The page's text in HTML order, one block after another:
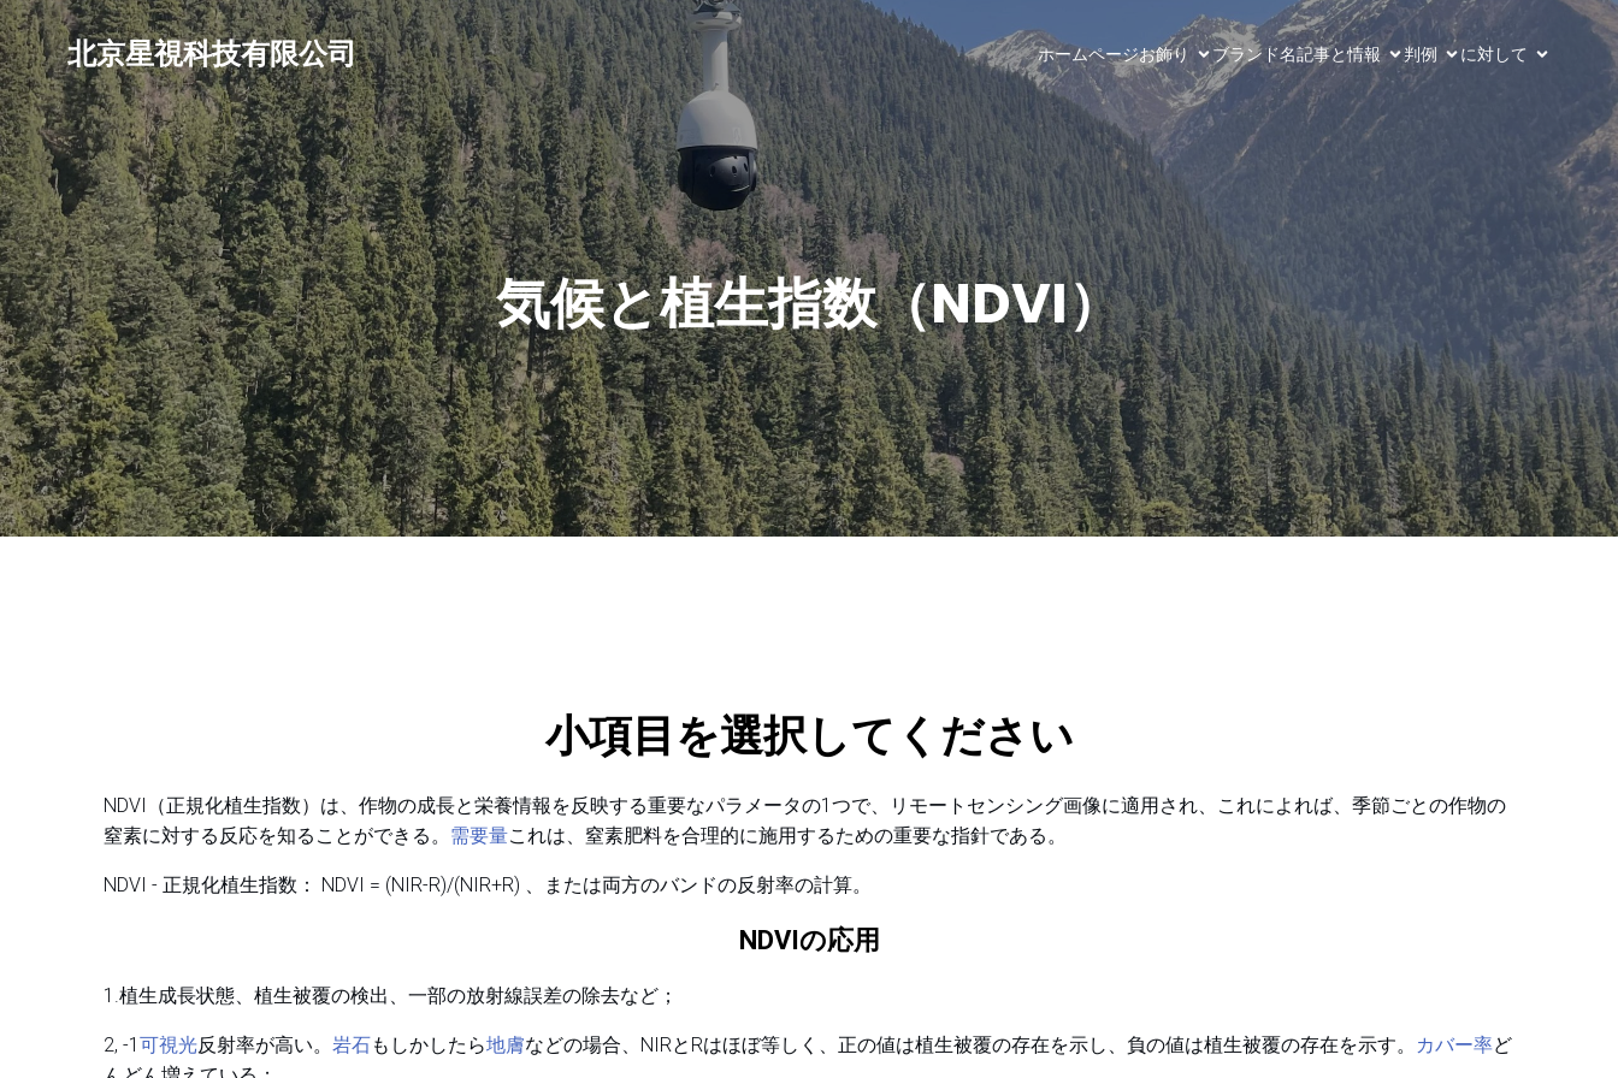
北京星視科技有限公司 ホームページお飾り ブランド名記事と情報 判例 に対して
気候と植生指数（NDVI）
小項目を選択してください
NDVI（正規化植生指数）は、作物の成長と栄養情報を反映する重要なパラメータの1つで、リモートセンシング画像に適用され、これによれば、季節ごとの作物の
窒素に対する反応を知ることができる。 需要量これは、窒素肥料を合理的に施用するための重要な指針である。
NDVI - 正規化植生指数： NDVI = (NIR-R)/(NIR+R) 、または両方のバンドの反射率の計算。
NDVIの応用
1.植生成長状態、植生被覆の検出、一部の放射線誤差の除去など；
2, -1 可視光反射率が高い。 岩石もしかしたら地膚などの場合、NIRとRはほぼ等しく、正の値は植生被覆の存在を示し、負の値は植生被覆の存在を示す。 カバー率ど